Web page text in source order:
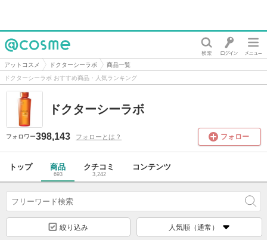
@cosme
アットコスメ ドクターシーラボ
商品一覧
ドクターシーラボ おすすめ商品・人気ランキング
ドクターシーラボ
フォロワー398,143 フォローとは？ フォロー
トップ 商品
693
クチコミ
3,242
コンテンツ
絞り込み 人気順（通常）